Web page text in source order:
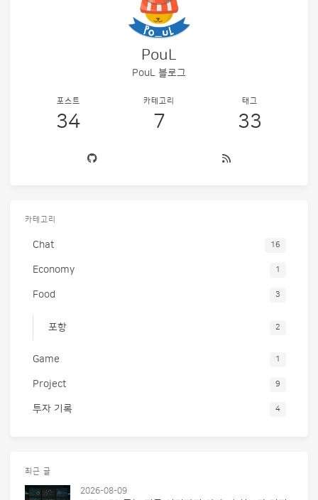
PouL
PouL 블로그
포스트
34
카테고리
7
태그
33
카테고리
Chat 16
Economy 1
Food 3
포항 2
Game 1
Project 9
투자 기록 4
최근 글
2026-08-09